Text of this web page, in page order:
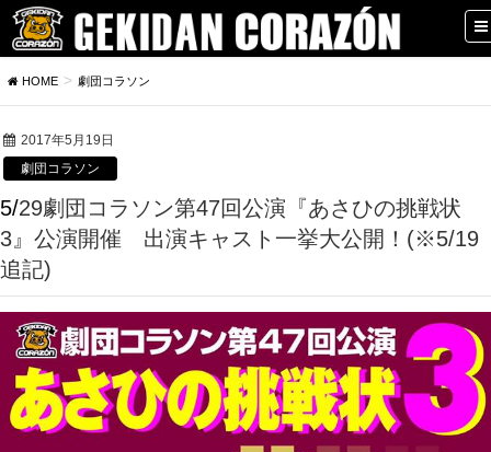
HOME 劇団コラソン
2017年5月19日
劇団コラソン
5/29劇団コラソン第47回公演『あさひの挑戦状
3』公演開催 出演キャスト一挙大公開！(※5/19
追記)